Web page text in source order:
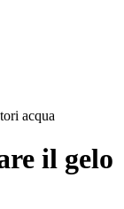
acqua
il gelo